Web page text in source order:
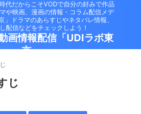
代だからこそVODで自分の好みで作品
や映画、漫画の情報・コラム配信メデ
」ドラマのあらすじやネタバレ情報、
配信などをチェックしよう！
画情報配信「UDIラボ東
京」
じ